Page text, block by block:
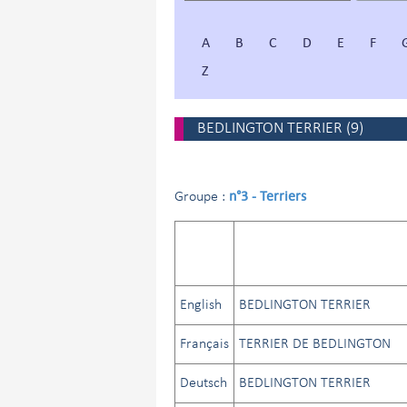
A B C D E F
Z
BEDLINGTON TERRIER (9)
Groupe : n°3 - Terriers
English BEDLINGTON TERRIER
Français TERRIER DE BEDLINGTON
Deutsch BEDLINGTON TERRIER